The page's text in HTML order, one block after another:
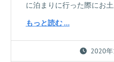
に泊まりに行った際にお
もっと読む …
2020